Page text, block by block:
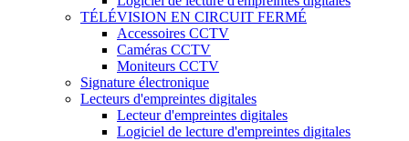
TÉLÉVISION EN CIRCUIT FERMÉ
Accessoires CCTV
Caméras CCTV
Moniteurs CCTV
Signature électronique
Lecteurs d'empreintes digitales
Lecteur d'empreintes digitales
Logiciel de lecture d'empreintes digitales